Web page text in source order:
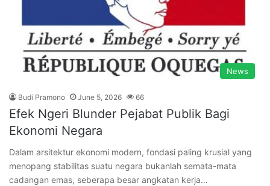
News
Budi Pramono June 5, 2026 66
Efek Ngeri Blunder Pejabat Publik Bagi
Ekonomi Negara
Dalam arsitektur ekonomi modern, fondasi paling krusial yang
menopang stabilitas suatu negara bukanlah semata-mata
cadangan emas, seberapa besar angkatan kerja…